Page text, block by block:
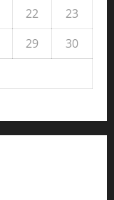
22
23
29
30